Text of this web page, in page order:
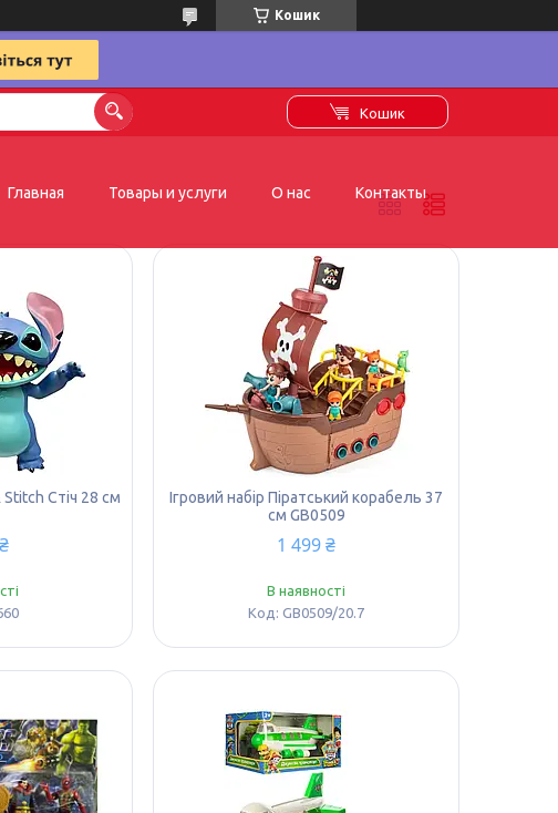
Кошик
Кошик
Главная Товары и услуги О нас Контакты
Stitch Стіч 28 см
Ігровий набір Піратський корабель 37
см GB0509
1 499 ₴
В наявності
GB0509/20.7